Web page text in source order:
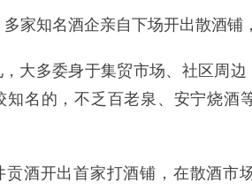
家知名酒企亲自下场开出散酒铺
大多委身于集贸市场、社区周
知名的，不乏百老泉、安宁烧
贡酒开出首家打酒铺，在散酒市